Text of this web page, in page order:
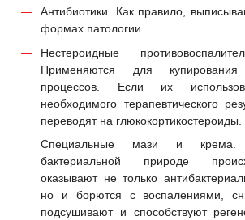
Антибиотики. Как правило,
формах патологии.
Нестероидные
Применяются для купирования
процессов. Если их
необходимого терапевтического
переводят на глюкокортикостероиды.
Специальные мази и крема.
бактериальной природе
оказывают не только
но и борются с воспалениями,
подсушивают и способствуют